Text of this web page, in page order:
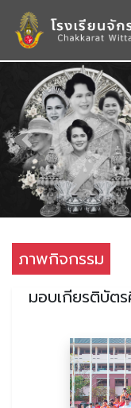
Previous
ภาพกิจกรรม
มอบเกียรติบัต